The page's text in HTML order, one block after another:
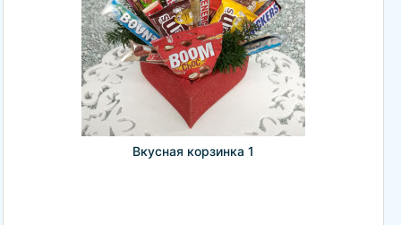
Вкусная корзинка 1